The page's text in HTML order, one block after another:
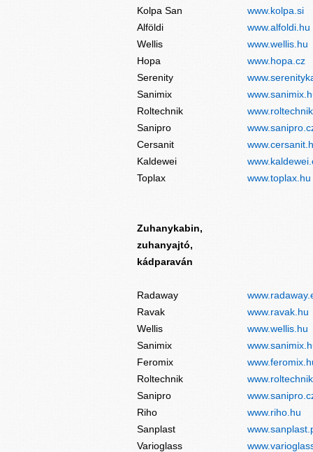
Kolpa San
www.kolpa.si
Alföldi
www.alfoldi.hu
Wellis
www.wellis.hu
Hopa
www.hopa.cz
Serenity
Sanimix
Roltechnik
Sanipro
Cersanit
Kaldewei
Toplax
www.toplax.hu
Zuhanykabin,
zuhanyajtó,
kádparaván
Radaway
Ravak
www.ravak.hu
Wellis
www.wellis.hu
Sanimix
Feromix
Roltechnik
Sanipro
Riho
www.riho.hu
Sanplast
Varioglass